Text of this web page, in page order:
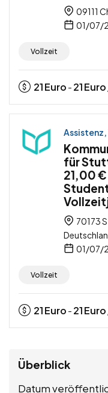
09111
01/07/
Vollzeit
21Euro - 21Euro
für
21,00
70173
01/07/
Vollzeit
21Euro - 21Euro
Überblick
Datum